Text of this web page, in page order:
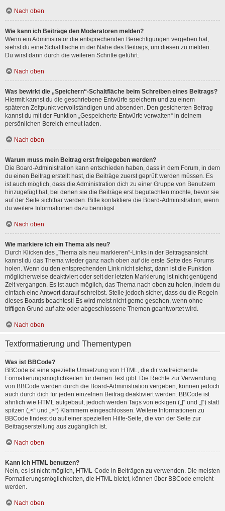
Nach oben
Wie kann ich Beiträge den Moderatoren melden?
Wenn ein Administrator die entsprechenden Berechtigungen vergeben hat,
siehst du eine Schaltfläche in der Nähe des Beitrags, um diesen zu melden.
Du wirst dann durch die weiteren Schritte geführt.
Nach oben
Was bewirkt die „Speichern“-Schaltfläche beim Schreiben eines Beitrags?
Hiermit kannst du die geschriebene Entwürfe speichern und zu einem
späteren Zeitpunkt vervollständigen und absenden. Den gesicherten Beitrag
kannst du mit der Funktion „Gespeicherte Entwürfe verwalten“ in deinem
persönlichen Bereich erneut laden.
Nach oben
Warum muss mein Beitrag erst freigegeben werden?
Die Board-Administration kann entschieden haben, dass in dem Forum, in dem
du einen Beitrag erstellt hast, die Beiträge zuerst geprüft werden müssen. Es
ist auch möglich, dass die Administration dich zu einer Gruppe von Benutzern
hinzugefügt hat, bei denen sie die Beiträge erst begutachten möchte, bevor sie
auf der Seite sichtbar werden. Bitte kontaktiere die Board-Administration, wenn
du weitere Informationen dazu benötigst.
Nach oben
Wie markiere ich ein Thema als neu?
Durch Klicken des „Thema als neu markieren“-Links in der Beitragsansicht
kannst du das Thema wieder ganz nach oben auf die erste Seite des Forums
holen. Wenn du den entsprechenden Link nicht siehst, dann ist die Funktion
möglicherweise deaktiviert oder seit der letzten Markierung ist nicht genügend
Zeit vergangen. Es ist auch möglich, das Thema nach oben zu holen, indem du
einfach eine Antwort darauf schreibst. Stelle jedoch sicher, dass du die Regeln
dieses Boards beachtest! Es wird meist nicht gerne gesehen, wenn ohne
triftigen Grund auf alte oder abgeschlossene Themen geantwortet wird.
Nach oben
Textformatierung und Thementypen
Was ist BBCode?
BBCode ist eine spezielle Umsetzung von HTML, die dir weitreichende
Formatierungsmöglichkeiten für deinen Text gibt. Die Rechte zur Verwendung
von BBCode werden durch die Board-Administration vergeben, können jedoch
auch durch dich für jeden einzelnen Beitrag deaktiviert werden. BBCode ist
ähnlich wie HTML aufgebaut, jedoch werden Tags von eckigen („[“ und „]“) statt
spitzen („<“ und „>“) Klammern eingeschlossen. Weitere Informationen zu
BBCode findest du auf einer speziellen Hilfe-Seite, die von der Seite zur
Beitragserstellung aus zugänglich ist.
Nach oben
Kann ich HTML benutzen?
Nein, es ist nicht möglich, HTML-Code in Beiträgen zu verwenden. Die meisten
Formatierungsmöglichkeiten, die HTML bietet, können über BBCode erreicht
werden.
Nach oben